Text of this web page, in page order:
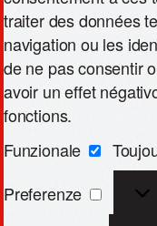
traiter des données
navigation ou les
de ne pas consentir
avoir un effet
fonctions.
Funzionale
Preferenze